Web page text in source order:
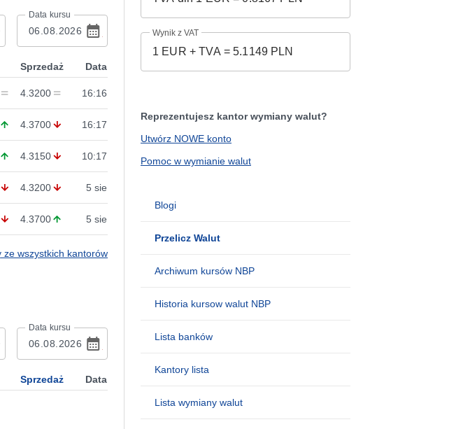
Data kursu
Sprzedaż Data
4.3200 16:16
4.3700 16:17
4.3150 10:17
4.3200 5 sie
4.3700 5 sie
ze wszystkich kantorów
Data kursu
Sprzedaż Data
Wynik z VAT
Reprezentujesz kantor wymiany walut?
Utwórz NOWE konto
Pomoc w wymianie walut
Blogi
Przelicz Walut
Archiwum kursów NBP
Historia kursow walut NBP
Lista banków
Kantory lista
Lista wymiany walut